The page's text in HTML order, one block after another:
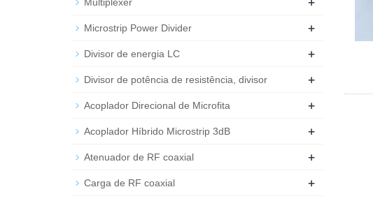
Microstrip Power Divider +
Divisor de energia LC +
Divisor de potência de resistência, divisor +
Acoplador Direcional de Microfita +
Acoplador Híbrido Microstrip 3dB +
Atenuador de RF coaxial +
Carga de RF coaxial +